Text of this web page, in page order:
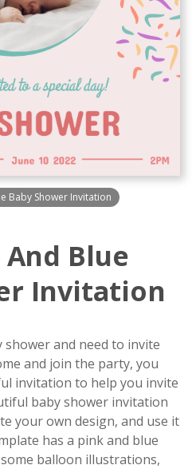
Baby Shower Invitation
Blue
Invitation
and need to invite
and join the party, you
invitation to help you invite
baby shower invitation
your own design, and use it
has a pink and blue
balloon illustrations,